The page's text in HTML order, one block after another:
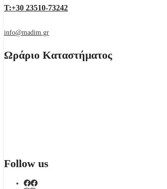
Τ:+30 23510-73242
info@madim.gr
Ωράριο Καταστήματος
Follow us